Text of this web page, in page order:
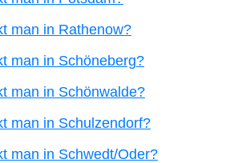
man in Rathenow?
man in Schöneberg?
man in Schönwalde?
man in Schulzendorf?
man in Schwedt/Oder?